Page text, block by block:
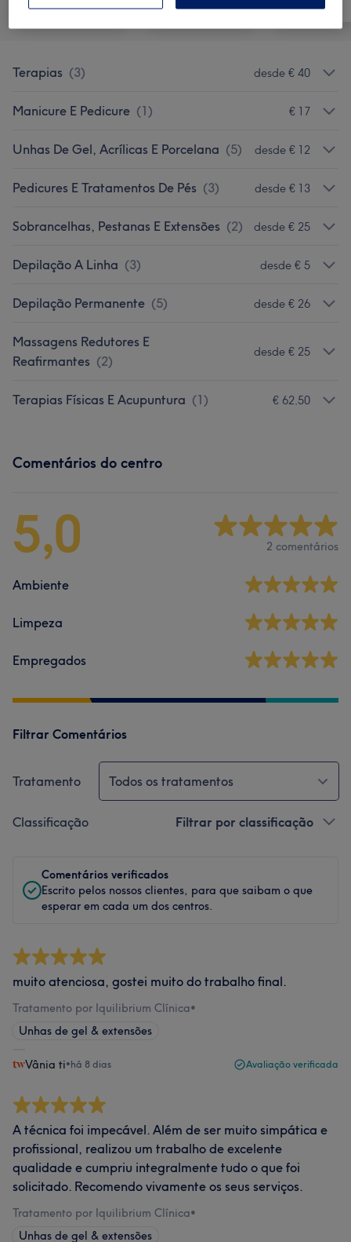
Terapias (3) desde € 40
Manicure E Pedicure (1) € 17
Unhas De Gel, Acrílicas E Porcelana (5) desde € 12
Pedicures E Tratamentos De Pés (3) desde € 13
Sobrancelhas, Pestanas E Extensões (2) desde € 25
Depilação A Linha (3) desde € 5
Depilação Permanente (5) desde € 26
Massagens Redutores E
Reafirmantes (2)
desde € 25
Terapias Físicas E Acupuntura (1) € 62,50
Comentários do centro
5,0 2 comentários
Ambiente
Limpeza
Empregados
Filtrar Comentários
Tratamento Todos os tratamentos
Classificação Filtrar por classificação
Comentários verificados
Escrito pelos nossos clientes, para que saibam o que
esperar em cada um dos centros.
muito atenciosa, gostei muito do trabalho final.
Tratamento por Iquilibrium Clínica•
Unhas de gel & extensões
Vânia ti•há 8 dias Avaliação verificada
A técnica foi impecável. Além de ser muito simpática e
profissional, realizou um trabalho de excelente
qualidade e cumpriu integralmente tudo o que foi
solicitado. Recomendo vivamente os seus serviços.
Tratamento por Iquilibrium Clínica•
Unhas de gel & extensões